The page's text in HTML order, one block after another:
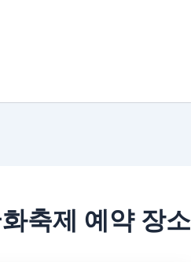
축제 예약 장소